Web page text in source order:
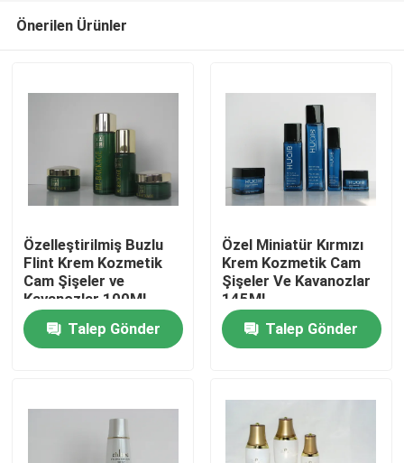
Evde
Ürün
Fabrika turu
Önerilen Ürünler
Özelleştirilmiş Buzlu
Flint Krem Kozmetik
Cam Şişeler ve
Kavanozlar 100ML
40ML
Talep Gönder
Özel Miniatür Kırmızı
Krem Kozmetik Cam
Şişeler Ve Kavanozlar
145ML
Talep Gönder